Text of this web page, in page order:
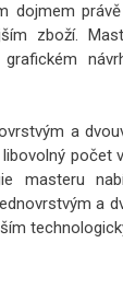
dojmem
zboží.
a
počet
masteru
a